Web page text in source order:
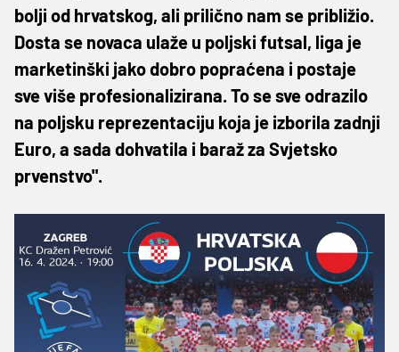
bolji od hrvatskog, ali prilično nam se približio.
Dosta se novaca ulaže u poljski futsal, liga je
marketinški jako dobro popraćena i postaje
sve više profesionalizirana. To se sve odrazilo
na poljsku reprezentaciju koja je izborila zadnji
Euro, a sada dohvatila i baraž za Svjetsko
prvenstvo".